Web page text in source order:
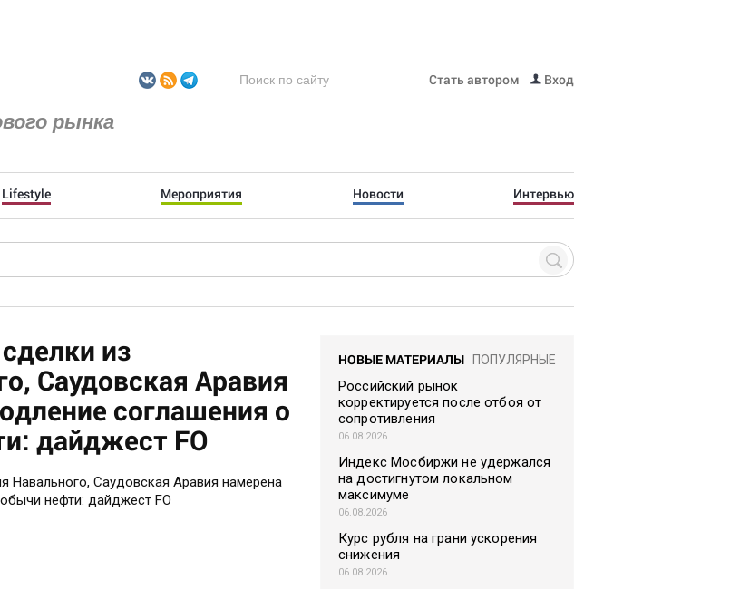
рынка
Стать автором Вход
Lifestyle Мероприятия Новости Интервью
из
Саудовская Аравия
соглашения о
дайджест FO
НОВЫЕ МАТЕРИАЛЫ ПОПУЛЯРНЫЕ
Российский рынок
корректируется после отбоя от
сопротивления
06.08.2026
Индекс Мосбиржи не удержался
на достигнутом локальном
максимуме
06.08.2026
Курс рубля на грани ускорения
снижения
06.08.2026